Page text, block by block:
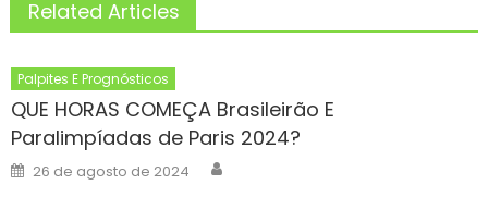
Related Articles
Palpites E Prognósticos
QUE HORAS COMEÇA Brasileirão E
Paralimpíadas de Paris 2024?
Posted
on
26 de agosto de 2024